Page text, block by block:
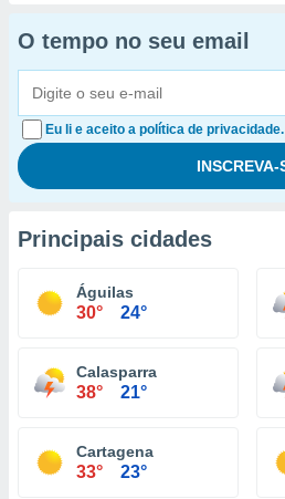
O tempo no seu email
Eu li e aceito a política de privacidade.
Principais cidades
Águilas
30° 24°
Calasparra
38° 21°
Cartagena
33° 23°